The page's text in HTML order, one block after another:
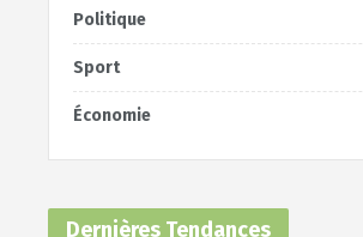
Politique
Sport
Économie
Dernières Tendances